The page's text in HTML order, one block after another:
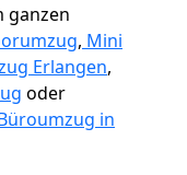
ganzen
, Mini
Erlangen,
oder
in